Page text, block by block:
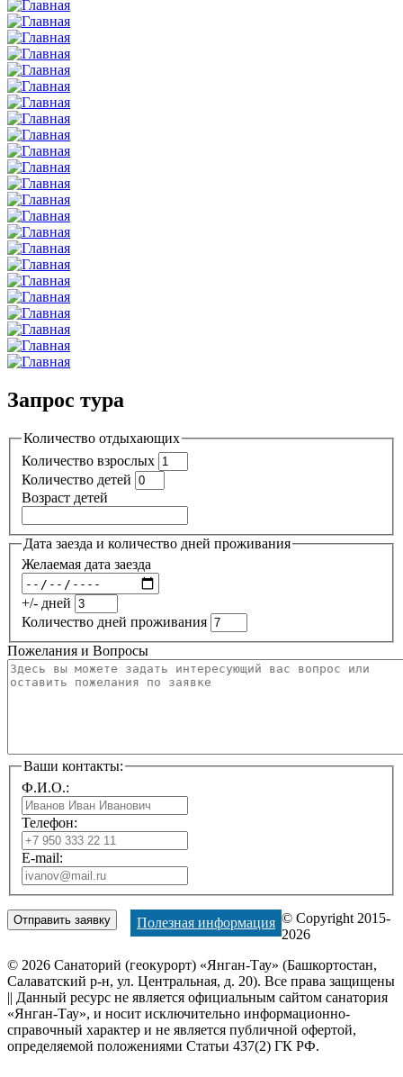
Запрос тура
Количество отдыхающих
Количество взрослых
Количество детей
Возраст детей
Дата заезда и количеcтво дней проживания
Желаемая дата заезда
+/- дней
Количеcтво дней проживания
Пожелания и Вопросы
Ваши контакты:
Ф.И.О.:
Телефон:
E-mail:
Полезная информация © Copyright 2015-
2026
© 2026 Санаторий (геокурорт) «Янган-Тау» (Башкортостан,
Салаватский р-н, ул. Центральная, д. 20). Все права защищены
|| Данный ресурс не является официальным сайтом санатория
«Янган-Тау», и носит исключительно информационно-
справочный характер и не является публичной офертой,
определяемой положениями Статьи 437(2) ГК РФ.